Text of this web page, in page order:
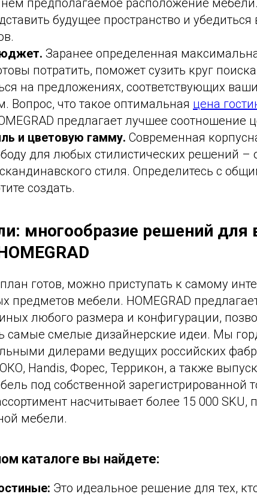
нем предполагаемое расположение
будущее пространство и
Заранее определенная
потратить, поможет сузить круг
на предложениях, соответствующих
Вопрос, что такое оптимальная цена
предлагает лучшее соотношение
и цветовую гамму. Современная
для любых стилистических решений
стиля. Определитесь с
создать.
многообразие решений для
готов, можно приступать к самому
предметов мебели. HOMEGRAD
любого размера и конфигурации,
самые смелые дизайнерские идеи. Мы
дилерами ведущих российских
Handis, Форес, Террикон, а также
под собственной зарегистрированной
насчитывает более 15 000 SKU,
мебели.
каталоге вы найдете:
Это идеальное решение для тех,